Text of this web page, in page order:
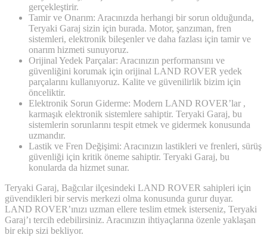
gerçekleştirir.
Tamir ve Onarım: Aracınızda herhangi bir sorun olduğunda,
Teryaki Garaj sizin için burada. Motor, şanzıman, fren
sistemleri, elektronik bileşenler ve daha fazlası için tamir ve
onarım hizmeti sunuyoruz.
Orijinal Yedek Parçalar: Aracınızın performansını ve
güvenliğini korumak için orijinal LAND ROVER yedek
parçalarını kullanıyoruz. Kalite ve güvenilirlik bizim için
önceliktir.
Elektronik Sorun Giderme: Modern LAND ROVER’lar ,
karmaşık elektronik sistemlere sahiptir. Teryaki Garaj, bu
sistemlerin sorunlarını tespit etmek ve gidermek konusunda
uzmandır.
Lastik ve Fren Değişimi: Aracınızın lastikleri ve frenleri, sürüş
güvenliği için kritik öneme sahiptir. Teryaki Garaj, bu
konularda da hizmet sunar.
Teryaki Garaj, Bağcılar ilçesindeki LAND ROVER sahipleri için
güvendikleri bir servis merkezi olma konusunda gurur duyar.
LAND ROVER’ınızı uzman ellere teslim etmek isterseniz, Teryaki
Garaj’ı tercih edebilirsiniz. Aracınızın ihtiyaçlarına özenle yaklaşan
bir ekip sizi bekliyor.